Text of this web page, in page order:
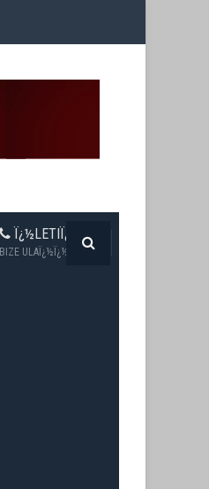
Ï¿½LETIÏ¿½IM
BIZE ULAÏ¿½Ï¿½N